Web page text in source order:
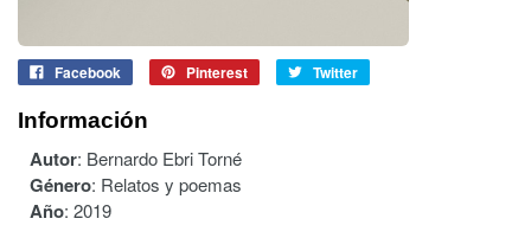
Facebook Pinterest Twitter
Información
Autor: Bernardo Ebri Torné
Género: Relatos y poemas
Año: 2019